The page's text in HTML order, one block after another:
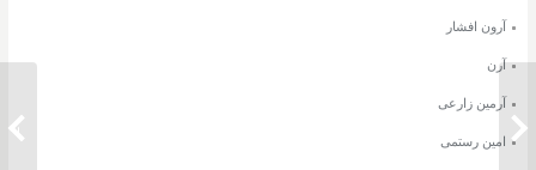
آرون افشار
آرن
آرمین زارعی
امین رستمی